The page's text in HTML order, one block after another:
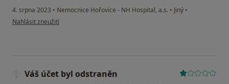
4. srpna 2023 • Nemocnice Hořovice - NH Hospital, a.s. • Jiný •
podle názoru uživatele Jana
Nahlásit zneužití
Váš účet byl odstraněn